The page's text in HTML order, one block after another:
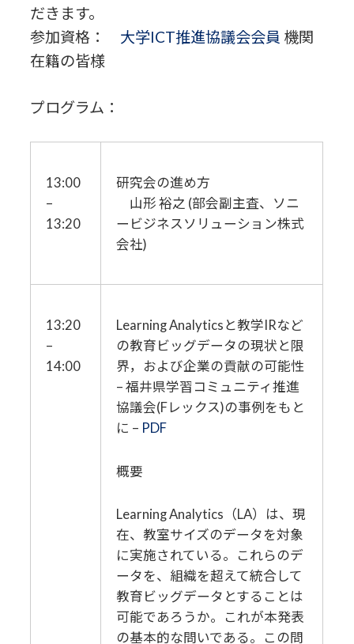
だきます。
参加資格： 大学ICT推進協議会会員 機関
在籍の皆様
プログラム：
13:00
–
13:20
研究会の進め方
山形 裕之 (部会副主査、ソニ
ービジネスソリューション株式
会社)
13:20
–
14:00
Learning Analyticsと教学IRなど
の教育ビッグデータの現状と限
界，および企業の貢献の可能性
– 福井県学習コミュニティ推進
協議会(Fレックス)の事例をもと
に – PDF
概要
Learning Analytics（LA）は、現
在、教室サイズのデータを対象
に実施されている。これらのデ
ータを、組織を超えて統合して
教育ビッグデータとすることは
可能であろうか。これが本発表
の基本的な問いである。この問